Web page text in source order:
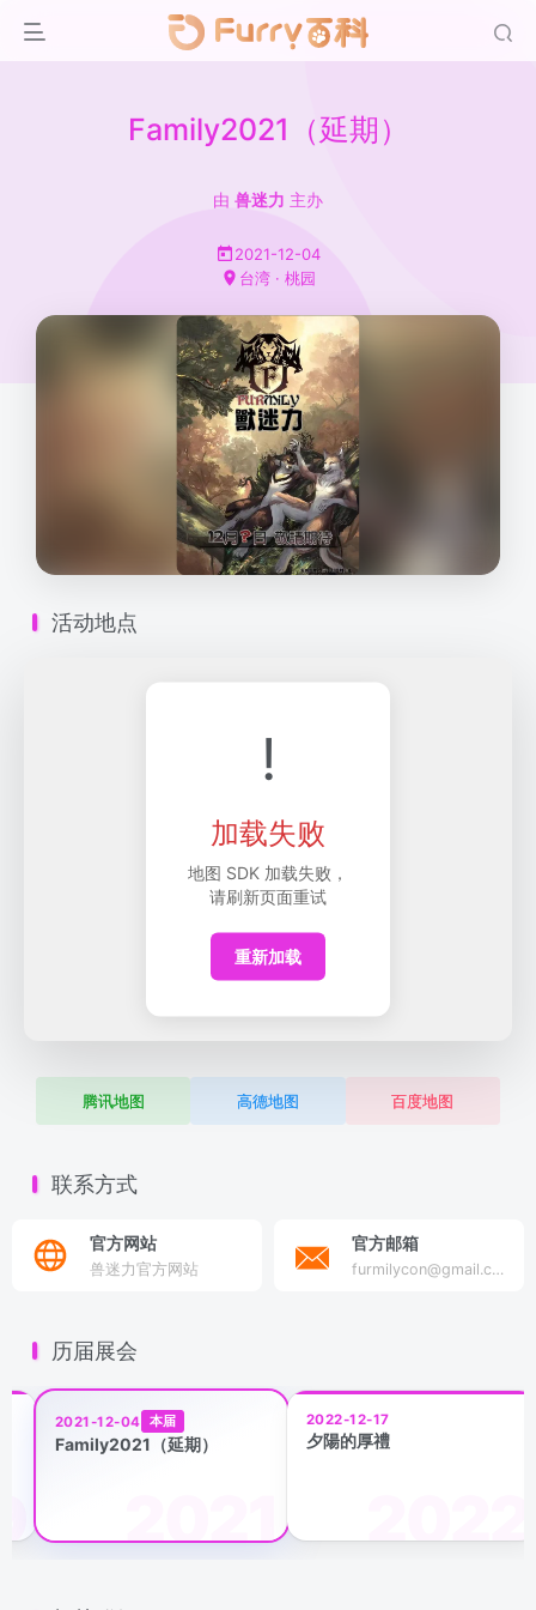
Family2021（延期）
由 兽迷力 主办
2021-12-04
台湾 · 桃园
活动地点
!
加载失败
地图 SDK 加载失败，
请刷新页面重试
重新加载
腾讯地图 高德地图 百度地图
联系方式
官方网站
兽迷力官方网站
官方邮箱
furmilycon@gmail.com
历届展会
2021-12-04 本届
Family2021（延期）
2022-12-17
夕陽的厚禮